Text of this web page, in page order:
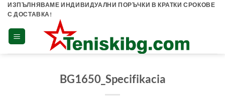
Skip
content
ИЗПЪЛНЯВАМЕ ИНДИВИДУАЛНИ ПОРЪЧКИ В КРАТКИ СРОКОВЕ
С ДОСТАВКА!
BG1650_Specifikacia